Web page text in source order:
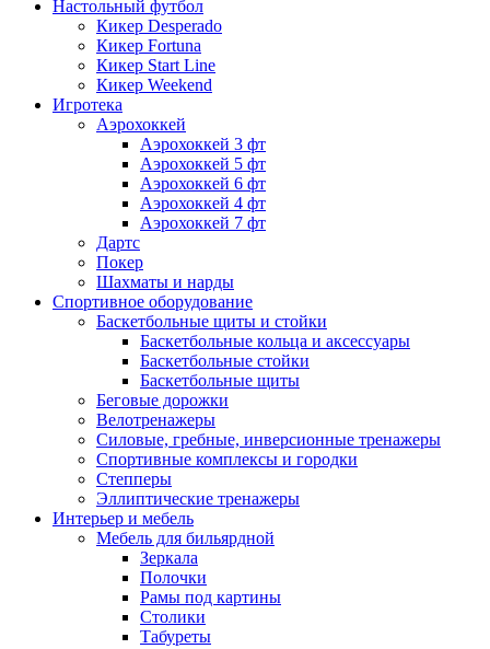
Настольный футбол
Кикер Desperado
Кикер Fortuna
Кикер Start Line
Кикер Weekend
Игротека
Аэрохоккей
Аэрохоккей 3 фт
Аэрохоккей 5 фт
Аэрохоккей 6 фт
Аэрохоккей 4 фт
Аэрохоккей 7 фт
Дартс
Покер
Шахматы и нарды
Спортивное оборудование
Баскетбольные щиты и стойки
Баскетбольные кольца и аксессуары
Баскетбольные стойки
Баскетбольные щиты
Беговые дорожки
Велотренажеры
Силовые, гребные, инверсионные тренажеры
Спортивные комплексы и городки
Степперы
Эллиптические тренажеры
Интерьер и мебель
Мебель для бильярдной
Зеркала
Полочки
Рамы под картины
Столики
Табуреты